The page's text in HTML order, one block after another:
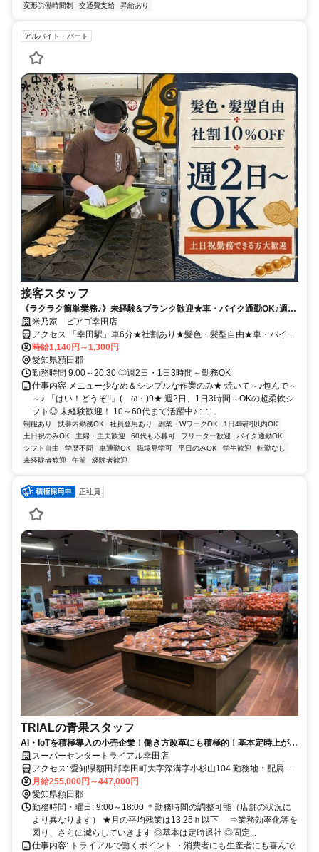
変形労働時間制 交通費支給 昇給あり
アルバイト・パート
接客スタッフ
《ラクラク簡単業務♪》未経験&ブランク歓迎★車・バイク通勤OK♪週2
日～OK！
米乃家 ピアゴ幸田店
アクセス 「幸田駅」車6分★社割あり★髪色・髪型自由★車・バイク
通勤可
時給1,140円～1,300円
愛知県額田郡
勤務時間 9:00～20:30 ◎週2日・1日3時間～勤務OK
仕事内容 メニュー少なめ＆シンプルな作業のみ★ 焼いて～♪包んで～
～♪ 「はい！どうぞ!!」(ゝω・)9★ 週2日、1日3時間～OKの超柔軟シ
フト◎ 未経験歓迎！ 10～60代まで活躍中♪ :･:...
制服あり 扶養内勤務OK 社員登用あり 副業・WワークOK
1日4時間以内OK
土日祝のみOK
主婦・主夫歓迎 60代も応募可 フリーター歓迎
バイク通勤OK
シフト自由
学歴不問 車通勤OK 職場見学可 平日のみOK 学生歓迎
転勤なし
未経験者歓迎
午前 経験者歓迎
正社員
TRIALの青果スタッフ
AI・IoTを積極導入の小売企業！働き方改革にも積極的！基本定時上が
り！スーパーセンタートライアル幸田店
アクセス: 愛知県額田郡幸田町大字深溝字小杉山104 勤務地：配属は
所在地の都道府県 ※初任地は最寄りの店舗又は希望エリアを優先し
配属します。 ※エリア内勤務または全国勤務いずれか希望を選択で
きます。
月給255,000円～447,000円
愛知県額田郡
勤務時間・曜日: 9:00～18:00 ＊勤務時間の調整可能（店舗の状況に
より異なります） ★月の平均残業は13.25ｈ以下 ⇒業務効率化等を
図り、さらに減らしていきます ◎基本は定時退社 ◎固定...
仕事内容: トライアルで働くポイント ・消費者にも生産者にも喜んで